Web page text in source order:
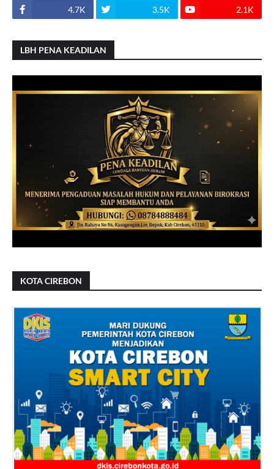
4.7K 3.5K 2.1K
LBH PENA KEADILAN
KOTA CIREBON